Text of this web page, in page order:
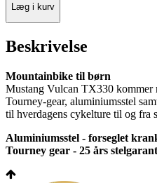
Læg i kurv
Beskrivelse
Mountainbike til børn
Mustang Vulcan TX330 kommer
Tourney-gear, aluminiumsstel
til hverdagens cykelture til og fra
Aluminiumsstel - forseglet
Tourney gear - 25 års